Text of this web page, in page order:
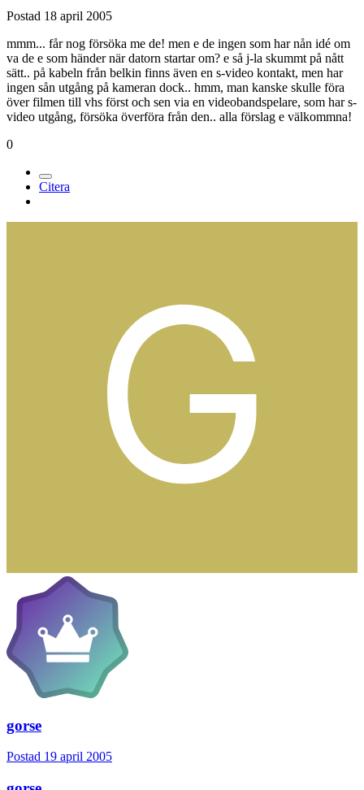
Postad 18 april 2005
mmm... får nog försöka me de! men e de ingen som har nån idé om
va de e som händer när datorn startar om? e så j-la skummt på nått
sätt.. på kabeln från belkin finns även en s-video kontakt, men har
ingen sån utgång på kameran dock.. hmm, man kanske skulle föra
över filmen till vhs först och sen via en videobandspelare, som har s-
video utgång, försöka överföra från den.. alla förslag e välkommna!
0
Citera
gorse
Postad 19 april 2005